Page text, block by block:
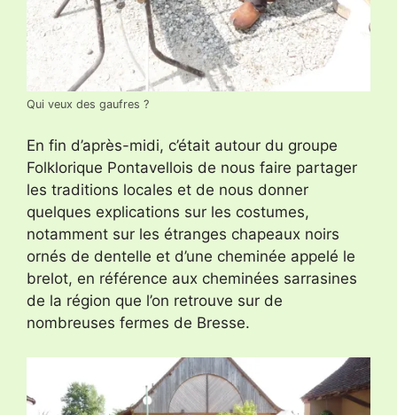
Qui veux des gaufres ?
En fin d’après-midi, c’était autour du groupe
Folklorique Pontavellois de nous faire partager
les traditions locales et de nous donner
quelques explications sur les costumes,
notamment sur les étranges chapeaux noirs
ornés de dentelle et d’une cheminée appelé le
brelot, en référence aux cheminées sarrasines
de la région que l’on retrouve sur de
nombreuses fermes de Bresse.